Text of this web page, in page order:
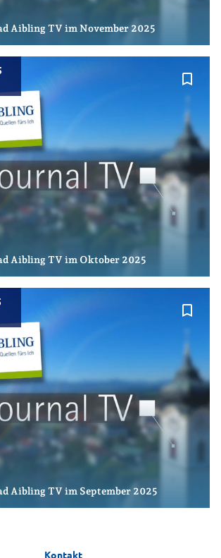
Aibling TV im November 2025
bookmark_border
Aibling TV im Oktober 2025
bookmark_border
Aibling TV im September 2025
Kontakt